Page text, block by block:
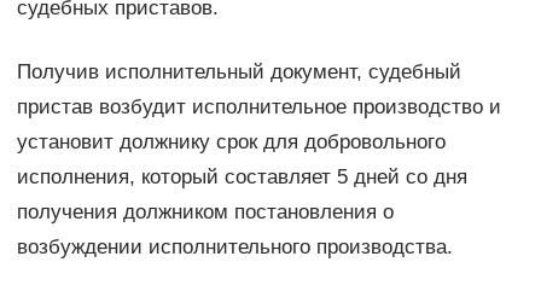
судебных приставов.
Получив исполнительный документ, судебный
пристав возбудит исполнительное производство и
установит должнику срок для добровольного
исполнения, который составляет 5 дней со дня
получения должником постановления о
возбуждении исполнительного производства.